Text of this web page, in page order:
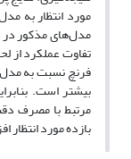
مورد انتظار به
مدل‌های مذکور در
تفاوت عملکرد از
فرنچ نسبت به مدل
بیشتر است.
مرتبط با مصرف
بازده مورد